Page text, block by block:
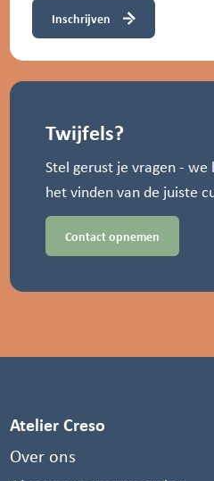
Inschrijven
Twijfels?
Stel gerust je vragen -
het vinden van de juiste
Contact opnemen
Atelier Creso
Over ons